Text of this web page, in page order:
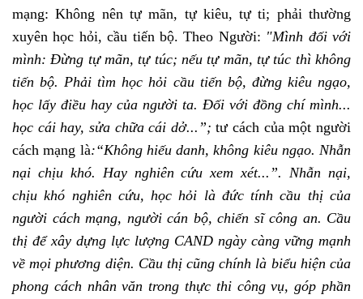
mạng: Không nên tự mãn, tự kiêu, tự ti; phải thường
xuyên học hỏi, cầu tiến bộ. Theo Người: "Mình đối với
mình: Đừng tự mãn, tự túc; nếu tự mãn, tự túc thì không
tiến bộ. Phải tìm học hỏi cầu tiến bộ, đừng kiêu ngạo,
học lấy điều hay của người ta. Đối với đồng chí mình...
học cái hay, sửa chữa cái dở...”; tư cách của một người
cách mạng là:“Không hiếu danh, không kiêu ngạo. Nhẫn
nại chịu khó. Hay nghiên cứu xem xét...”. Nhẫn nại,
chịu khó nghiên cứu, học hỏi là đức tính cầu thị của
người cách mạng, người cán bộ, chiến sĩ công an. Cầu
thị để xây dựng lực lượng CAND ngày càng vững mạnh
về mọi phương diện. Cầu thị cũng chính là biểu hiện của
phong cách nhân văn trong thực thi công vụ, góp phần